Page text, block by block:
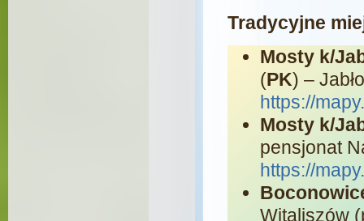
Tradycyjne
Mosty k/
(PK) –
https://
Mosty k/
pensjonat
https://
Witaliszów